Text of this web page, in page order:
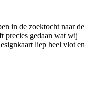
in de zoektocht naar de
precies gedaan wat wij
liep heel vlot en